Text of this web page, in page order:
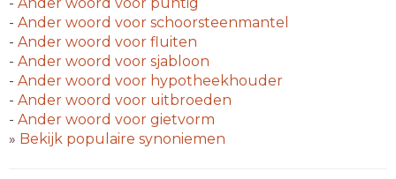
- Ander woord voor schoorsteenmantel
- Ander woord voor fluiten
- Ander woord voor sjabloon
- Ander woord voor hypotheekhouder
- Ander woord voor uitbroeden
- Ander woord voor gietvorm
» Bekijk populaire synoniemen